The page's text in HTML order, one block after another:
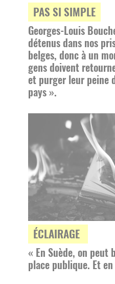
PAS SI SIMPLE
Georges-Louis
détenus dans nos
belges, donc à un
gens doivent
et purger leur peine
pays ».
ÉCLAIRAGE
« En Suède, on peut
place publique. Et